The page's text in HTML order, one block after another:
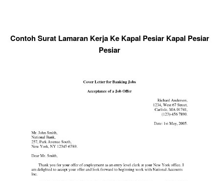
Contoh Surat Lamaran Kerja Ke Kapal Pesiar Kapal Pesiar
Pesiar